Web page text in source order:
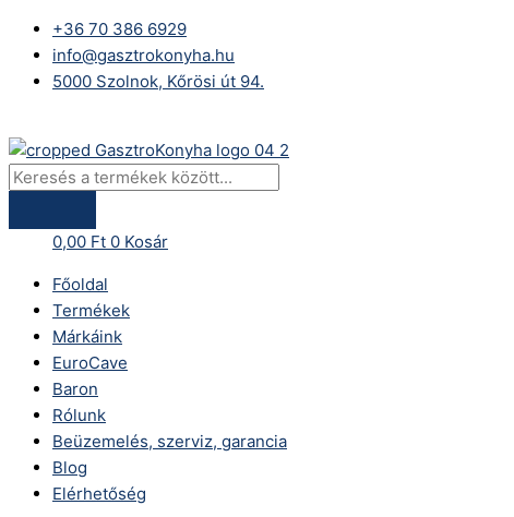
content
+36 70 386 6929
info@gasztrokonyha.hu
5000 Szolnok, Kőrösi út 94.
search
0,00 Ft 0 Kosár
Főoldal
Termékek
Márkáink
EuroCave
Baron
Rólunk
Beüzemelés, szerviz, garancia
Blog
Elérhetőség
Classic
20-
1/1
mennyiség